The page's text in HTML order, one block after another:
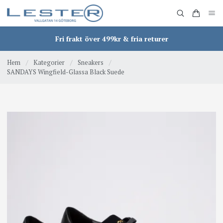
Fri frakt över 499kr & fria returer
Hem / Kategorier / Sneakers
/
SANDAYS Wingfield-Glassa Black Suede